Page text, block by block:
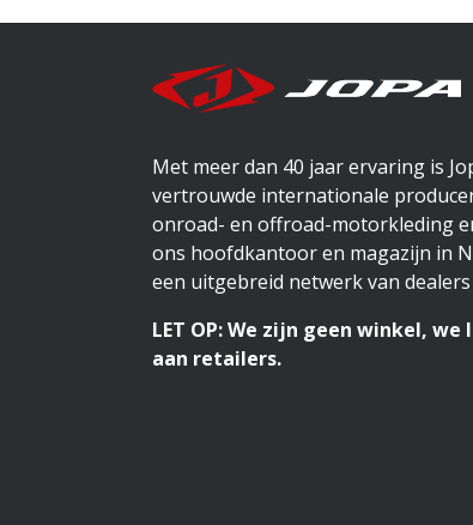
Met meer dan 40 jaar ervaring is
vertrouwde internationale
onroad- en offroad-motorkleding
ons hoofdkantoor en magazijn in
een uitgebreid netwerk van
LET OP: We zijn geen winkel,
aan retailers.